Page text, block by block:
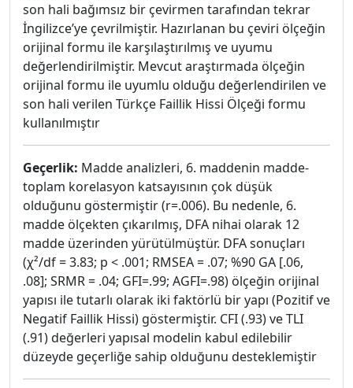
son hali bağımsız bir çevirmen tarafından tekrar
İngilizce’ye çevrilmiştir. Hazırlanan bu çeviri ölçeğin
orijinal formu ile karşılaştırılmış ve uyumu
değerlendirilmiştir. Mevcut araştırmada ölçeğin
orijinal formu ile uyumlu olduğu değerlendirilen ve
son hali verilen Türkçe Faillik Hissi Ölçeği formu
kullanılmıştır
Geçerlik: Madde analizleri, 6. maddenin madde-
toplam korelasyon katsayısının çok düşük
olduğunu göstermiştir (r=.006). Bu nedenle, 6.
madde ölçekten çıkarılmış, DFA nihai olarak 12
madde üzerinden yürütülmüştür. DFA sonuçları
(χ²/df = 3.83; p < .001; RMSEA = .07; %90 GA [.06,
.08]; SRMR = .04; GFI=.99; AGFI=.98) ölçeğin orijinal
yapısı ile tutarlı olarak iki faktörlü bir yapı (Pozitif ve
Negatif Faillik Hissi) göstermiştir. CFI (.93) ve TLI
(.91) değerleri yapısal modelin kabul edilebilir
düzeyde geçerliğe sahip olduğunu desteklemiştir